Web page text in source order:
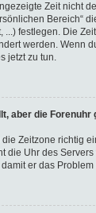
Zeit nicht
Bereich“
...) festlegen. Die
werden. Wenn
jetzt zu tun.
aber die
Zeitzone richtig
die Uhr des
er das